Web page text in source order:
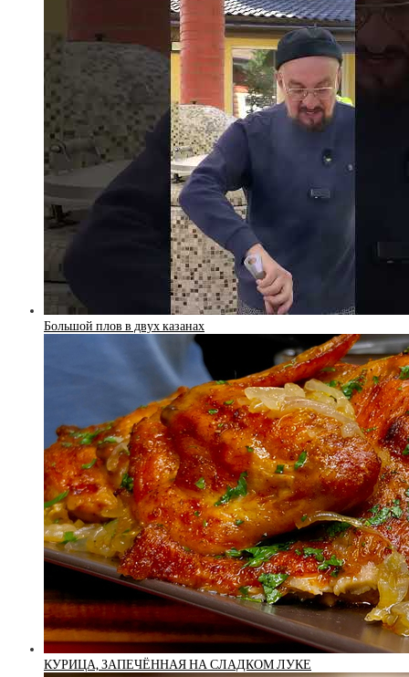
Большой плов в двух казанах
КУРИЦА, ЗАПЕЧЁННАЯ НА СЛАДКОМ ЛУКЕ